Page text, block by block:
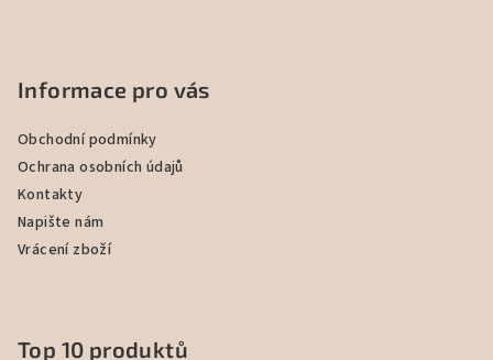
Informace pro vás
Obchodní podmínky
Ochrana osobních údajů
Kontakty
Napište nám
Vrácení zboží
Top 10 produktů